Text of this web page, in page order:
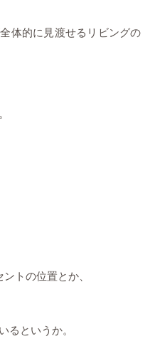
体的に見渡せるリビングの
トの位置とか、
るというか。